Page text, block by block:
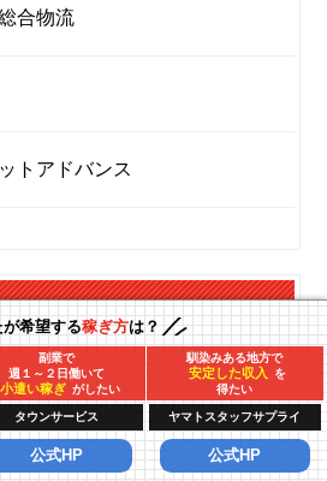
合物流
トアドバンス
希望する稼ぎ方は？
副業で
週１～２日働いて
小遣い稼ぎ がしたい
タウンサービス
公式HP
馴染みある地方で
安定した収入
を
得たい
ヤマトスタッフサプライ
公式HP